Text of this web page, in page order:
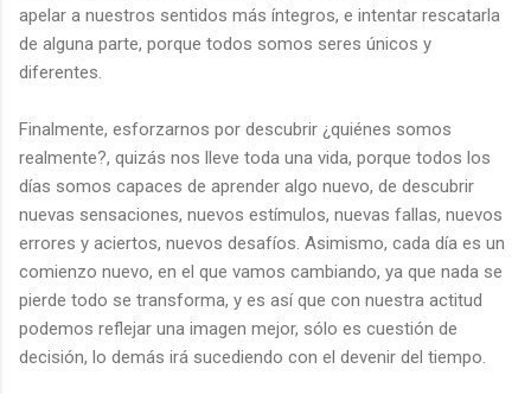
apelar a nuestros sentidos más íntegros, e intentar rescatarla
de alguna parte, porque todos somos seres únicos y
diferentes.
Finalmente, esforzarnos por descubrir ¿quiénes somos
realmente?, quizás nos lleve toda una vida, porque todos los
días somos capaces de aprender algo nuevo, de descubrir
nuevas sensaciones, nuevos estímulos, nuevas fallas, nuevos
errores y aciertos, nuevos desafíos. Asimismo, cada día es un
comienzo nuevo, en el que vamos cambiando, ya que nada se
pierde todo se transforma, y es así que con nuestra actitud
podemos reflejar una imagen mejor, sólo es cuestión de
decisión, lo demás irá sucediendo con el devenir del tiempo.